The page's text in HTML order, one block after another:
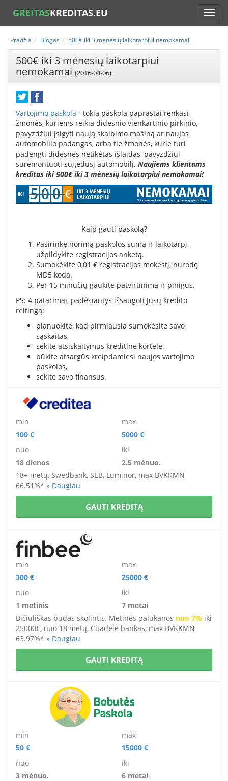
GREITASKREDITAS.EU
Pradžia Blogas 500€ iki 3 mėnesių laikotarpiui nemokamai
500€ iki 3 mėnesių laikotarpiui
nemokamai (2016-04-06)
Vartojimo paskola - tokią paskolą paprastai renkasi
žmonės, kuriems reikia didesnio vienkartinio pirkinio,
pavyzdžiui įsigyti naują skalbimo mašiną ar naujas
automobilio padangas, arba tie žmonės, kurie turi
padengti didesnes netikėtas išlaidas, pavyzdžiui
suremontuoti sugedusį automobilį. Naujiems klientams
kreditas iki 500€ iki 3 mėnesių laikotarpiui nemokamai!
Kaip gauti paskolą?
Pasirinkę norimą paskolos sumą ir laikotarpį,
užpildykite registracijos anketą.
Sumokėkite 0,01 € registracijos mokestį, nurodę
MD5 kodą.
Per 15 minučių gaukite patvirtinimą ir pinigus.
PS: 4 patarimai, padėsiantys išsaugoti Jūsų kredito
reitingą:
planuokite, kad pirmiausia sumokėsite savo
sąskaitas,
sekite atsiskaitymus kreditine kortele,
būkite atsargūs kreipdamiesi naujos vartojimo
paskolos,
sekite savo finansus.
min
100 €
max
5000 €
nuo
18 dienos
iki
2.5 mėnuo.
18+ metų, Swedbank, SEB, Luminor, max BVKKMN
66.51%* » Daugiau
GAUTI KREDITĄ
min
300 €
max
25000 €
nuo
1 metinis
iki
7 metai
Bičiuliškas būdas skolintis. Metinės palūkanos nuo 7% iki
25000€, nuo 18 metų, Citadele bankas, max BVKKMN
63.97%* » Daugiau
GAUTI KREDITĄ
min
50 €
max
15000 €
nuo
3 mėnuo.
iki
6 metai